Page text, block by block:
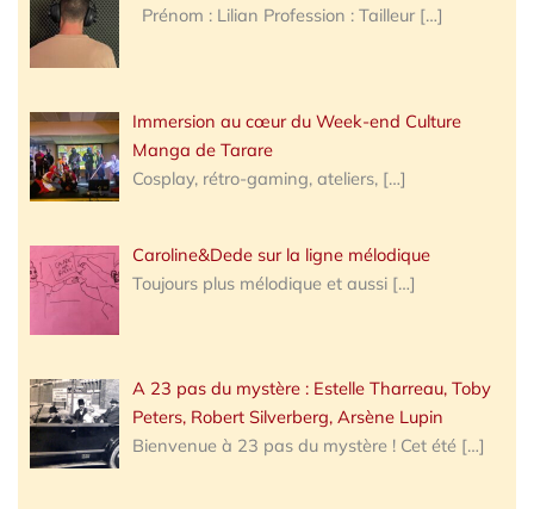
Prénom : Lilian Profession : Tailleur […]
Immersion au cœur du Week-end Culture
Manga de Tarare
Cosplay, rétro-gaming, ateliers, […]
Caroline&Dede sur la ligne mélodique
Toujours plus mélodique et aussi […]
A 23 pas du mystère : Estelle Tharreau, Toby
Peters, Robert Silverberg, Arsène Lupin
Bienvenue à 23 pas du mystère ! Cet été […]